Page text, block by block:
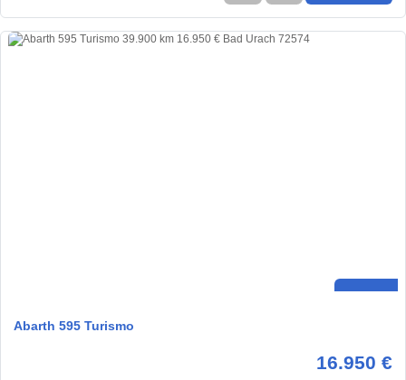
Abarth 595 Turismo
16.950 €